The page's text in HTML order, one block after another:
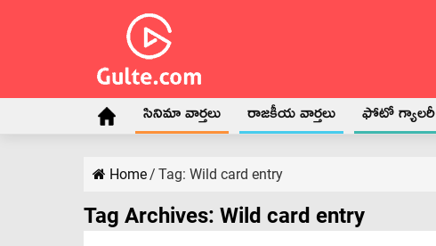
సినిమా వార్తలు రాజకీయ వార్తలు ఫోటో గ్యాలరీ
Home/ Tag: Wild card entry
Tag Archives: Wild card entry